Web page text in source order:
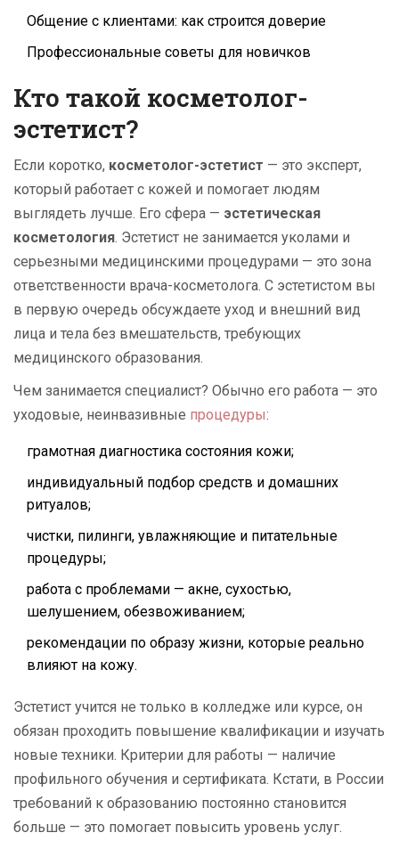
Общение с клиентами: как строится доверие
Профессиональные советы для новичков
Кто такой косметолог-
эстетист?
Если коротко, косметолог-эстетист — это эксперт,
который работает с кожей и помогает людям
выглядеть лучше. Его сфера — эстетическая
косметология. Эстетист не занимается уколами и
серьезными медицинскими процедурами — это зона
ответственности врача-косметолога. С эстетистом вы
в первую очередь обсуждаете уход и внешний вид
лица и тела без вмешательств, требующих
медицинского образования.
Чем занимается специалист? Обычно его работа — это
уходовые, неинвазивные процедуры:
грамотная диагностика состояния кожи;
индивидуальный подбор средств и домашних
ритуалов;
чистки, пилинги, увлажняющие и питательные
процедуры;
работа с проблемами — акне, сухостью,
шелушением, обезвоживанием;
рекомендации по образу жизни, которые реально
влияют на кожу.
Эстетист учится не только в колледже или курсе, он
обязан проходить повышение квалификации и изучать
новые техники. Критерии для работы — наличие
профильного обучения и сертификата. Кстати, в России
требований к образованию постоянно становится
больше — это помогает повысить уровень услуг.